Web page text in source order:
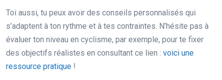
Toi aussi, tu peux avoir des conseils personnalisés qui
s’adaptent à ton rythme et à tes contraintes. N’hésite pas à
évaluer ton niveau en cyclisme, par exemple, pour te fixer
des objectifs réalistes en consultant ce lien : voici une
ressource pratique !